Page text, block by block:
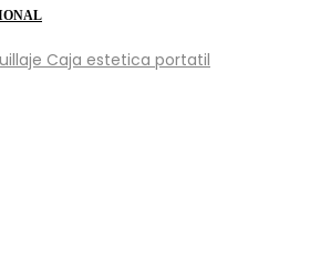
Caja estetica portatil